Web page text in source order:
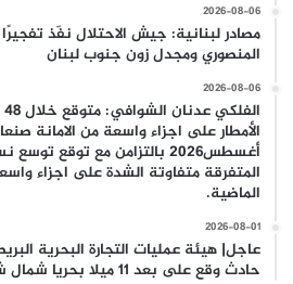
2026-08-06
مصادر لبنانية: جيش الاحتلال نفّذ
المنصوري ومجدل زون جنوب لبنان
2026-08-06
أغسطس2026 بالتزامن مع توقع
المتفرقة متفاوتة الشدة على اجزاء
الماضية.
2026-08-01
عاجل| هيئة عمليات التجارة البحرية
حادث وقع على بعد 11 ميلا بحريا شمال شرق ليما في عمان